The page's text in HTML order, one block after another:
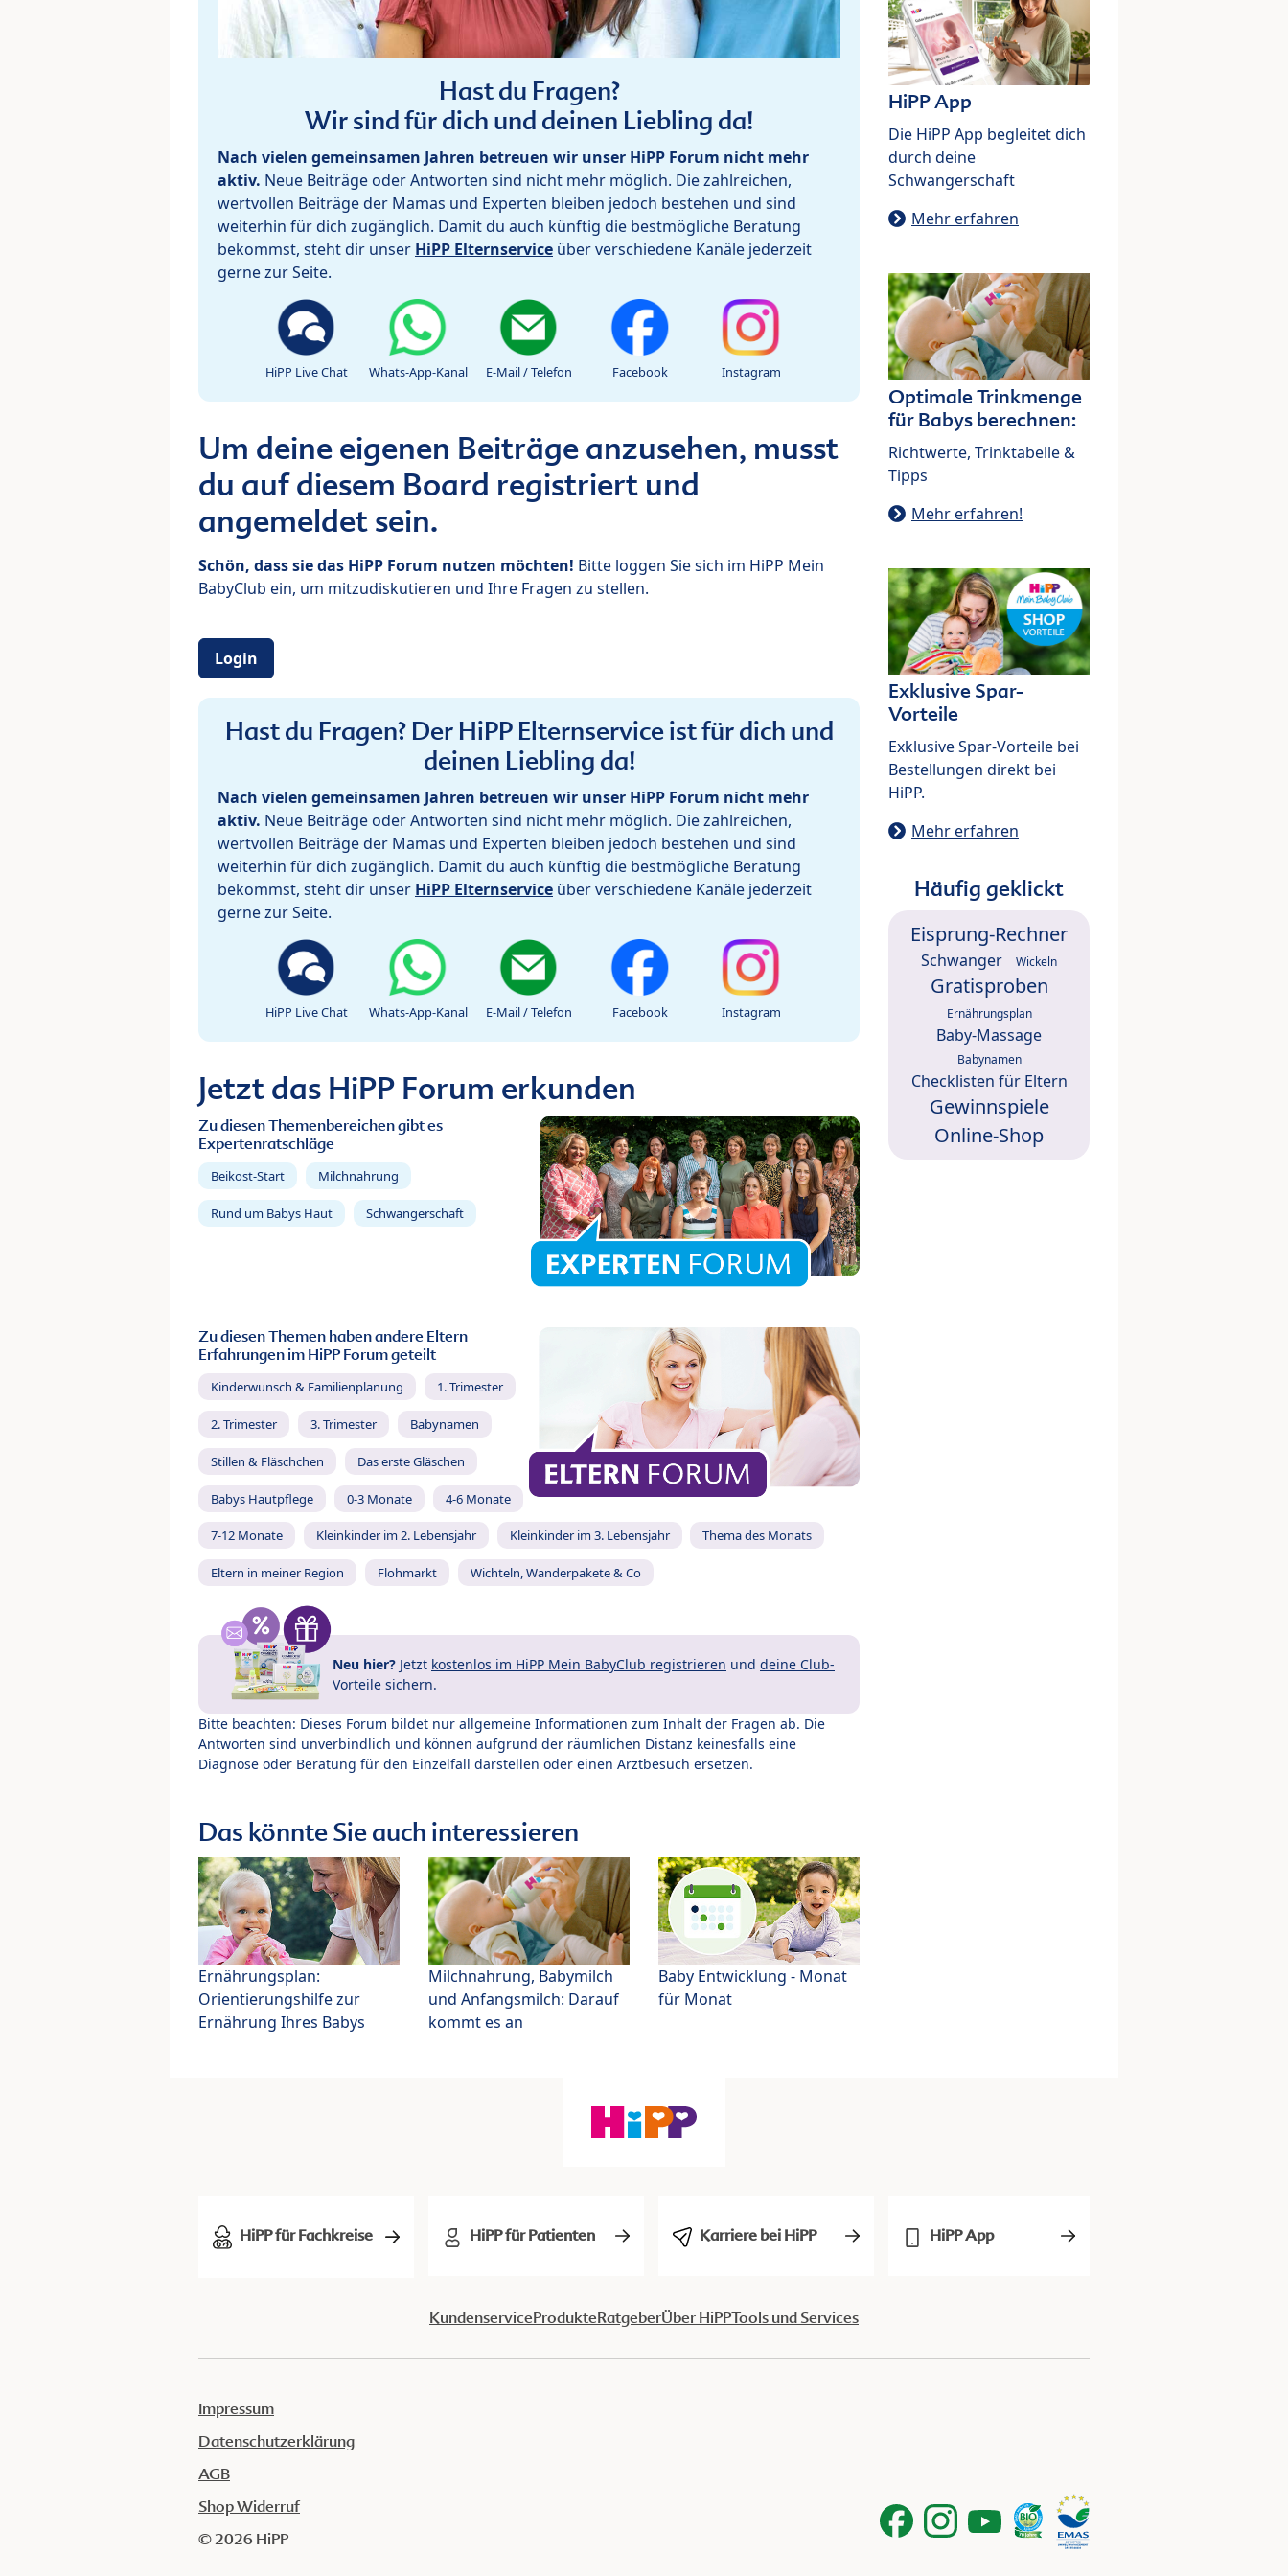
Hast du Fragen?
Wir sind für dich und deinen Liebling da!
Nach vielen gemeinsamen Jahren betreuen wir unser HiPP Forum nicht mehr
aktiv. Neue Beiträge oder Antworten sind nicht mehr möglich. Die zahlreichen,
wertvollen Beiträge der Mamas und Experten bleiben jedoch bestehen und sind
weiterhin für dich zugänglich. Damit du auch künftig die bestmögliche Beratung
bekommst, steht dir unser HiPP Elternservice über verschiedene Kanäle jederzeit
gerne zur Seite.
HiPP Live Chat Whats-App-Kanal E-Mail / Telefon Facebook Instagram
Um deine eigenen Beiträge anzusehen, musst
du auf diesem Board registriert und
angemeldet sein.
Schön, dass sie das HiPP Forum nutzen möchten! Bitte loggen Sie sich im HiPP Mein
BabyClub ein, um mitzudiskutieren und Ihre Fragen zu stellen.
Login
Hast du Fragen? Der HiPP Elternservice ist für dich und
deinen Liebling da!
Nach vielen gemeinsamen Jahren betreuen wir unser HiPP Forum nicht mehr
aktiv. Neue Beiträge oder Antworten sind nicht mehr möglich. Die zahlreichen,
wertvollen Beiträge der Mamas und Experten bleiben jedoch bestehen und sind
weiterhin für dich zugänglich. Damit du auch künftig die bestmögliche Beratung
bekommst, steht dir unser HiPP Elternservice über verschiedene Kanäle jederzeit
gerne zur Seite.
HiPP Live Chat Whats-App-Kanal E-Mail / Telefon Facebook Instagram
Jetzt das HiPP Forum erkunden
Zu diesen Themenbereichen gibt es
Expertenratschläge
Beikost-Start Milchnahrung
Rund um Babys Haut Schwangerschaft
Zu diesen Themen haben andere Eltern
Erfahrungen im HiPP Forum geteilt
Kinderwunsch & Familienplanung 1. Trimester
2. Trimester 3. Trimester Babynamen
Stillen & Fläschchen Das erste Gläschen
Babys Hautpflege 0-3 Monate 4-6 Monate
7-12 Monate Kleinkinder im 2. Lebensjahr Kleinkinder im 3. Lebensjahr Thema des Monats
Eltern in meiner Region Flohmarkt Wichteln, Wanderpakete & Co
Neu hier? Jetzt kostenlos im HiPP Mein BabyClub registrieren und deine Club-
Vorteile sichern.
Bitte beachten: Dieses Forum bildet nur allgemeine Informationen zum Inhalt der Fragen ab. Die
Antworten sind unverbindlich und können aufgrund der räumlichen Distanz keinesfalls eine
Diagnose oder Beratung für den Einzelfall darstellen oder einen Arztbesuch ersetzen.
Das könnte Sie auch interessieren
Ernährungsplan:
Orientierungshilfe zur
Ernährung Ihres Babys
Milchnahrung, Babymilch
und Anfangsmilch: Darauf
kommt es an
Baby Entwicklung - Monat
für Monat
HiPP App
Die HiPP App begleitet dich
durch deine
Schwangerschaft
Mehr erfahren
Optimale Trinkmenge
für Babys berechnen:
Richtwerte, Trinktabelle &
Tipps
Mehr erfahren!
Exklusive Spar-
Vorteile
Exklusive Spar-Vorteile bei
Bestellungen direkt bei
HiPP.
Mehr erfahren
Häufig geklickt
Eisprung-Rechner
Schwanger Wickeln
Gratisproben
Ernährungsplan
Baby-Massage
Babynamen
Checklisten für Eltern
Gewinnspiele
Online-Shop
HiPP für Fachkreise HiPP für Patienten Karriere bei HiPP HiPP App
KundenserviceProdukteRatgeberÜber HiPPTools und Services
Impressum
Datenschutzerklärung
AGB
Shop Widerruf
© 2026 HiPP